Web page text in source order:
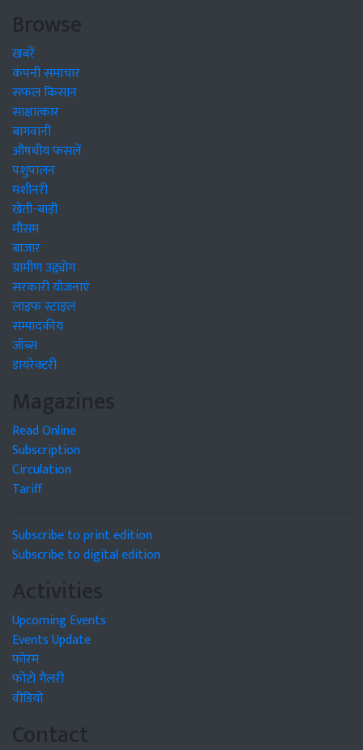
Browse
खबरें
कंपनी समाचार
सफल किसान
साक्षात्कार
बागवानी
औषधीय फसलें
पशुपालन
मशीनरी
खेती-बाड़ी
मौसम
बाजार
ग्रामीण उद्द्योग
सरकारी योजनाएं
लाइफ स्टाइल
सम्पादकीय
जॉब्स
डायरेक्टरी
Magazines
Read Online
Subscription
Circulation
Tariff
Subscribe to print edition
Subscribe to digital edition
Activities
Upcoming Events
Events Update
फोरम
फोटो गैलरी
वीडियो
Contact